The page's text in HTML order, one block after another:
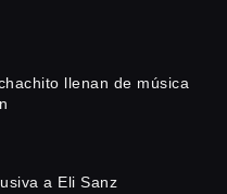
llenan de música
a Eli Sanz